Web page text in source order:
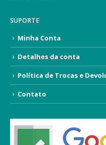
SUPORTE
Minha Conta
Detalhes da conta
Política de Trocas e
Contato